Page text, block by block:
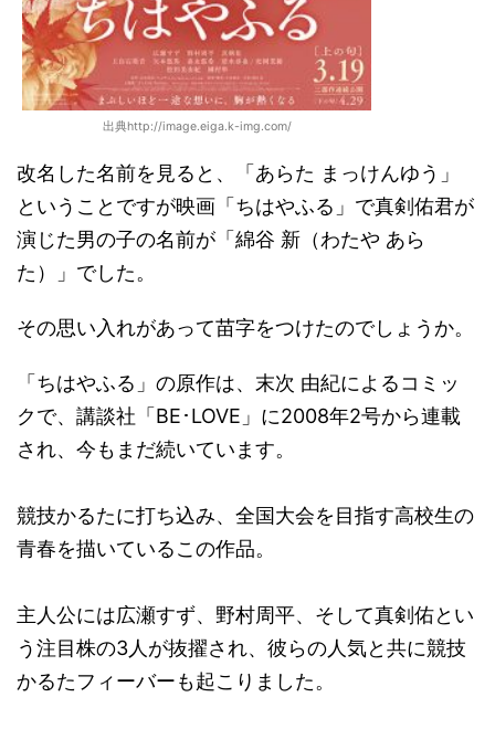
出典http://image.eiga.k-img.com/
改名した名前を見ると、「あらた まっけんゆう」
ということですが映画「ちはやふる」で真剣佑君が
演じた男の子の名前が「綿谷 新（わたや あら
た）」でした。
その思い入れがあって苗字をつけたのでしょうか。
「ちはやふる」の原作は、末次 由紀によるコミッ
クで、講談社「BE･LOVE」に2008年2号から連載
され、今もまだ続いています。
競技かるたに打ち込み、全国大会を目指す高校生の
青春を描いているこの作品。
主人公には広瀬すず、野村周平、そして真剣佑とい
う注目株の3人が抜擢され、彼らの人気と共に競技
かるたフィーバーも起こりました。